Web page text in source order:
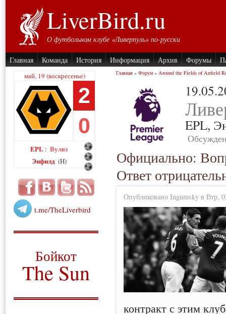
LiverBird.ru
О футбольном клубе «Ливерпуль» по-русски
Главная Команда История Информация Архив Форумы
май, 19 (воскресенье)
2
0
EPL : Вулвз
Энфилд (H)
t.me/TheLiverbird
Бойкот
The Sun
Главная » Форум » Around the Fields of Anfield
EPL,
Официально:
Ответ
Опубликовано Ingumsky в Втр,
контракт с этим